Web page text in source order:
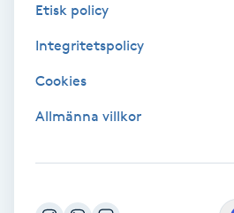
Diamantslipning
Enzympeeling
Extensions
Etisk policy
Integritetspolicy
Cookies
Allmänna villkor